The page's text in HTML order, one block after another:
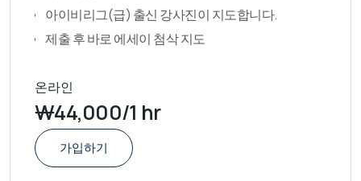
아이비리그(급) 출신 강사진이 지도합니다.
제출 후 바로 에세이 첨삭 지도
온라인
₩44,000/1 hr
가입하기